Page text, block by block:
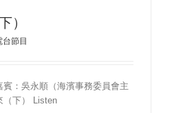
）
台節目
：吳永順（海濱事務委員會主
（下） Listen